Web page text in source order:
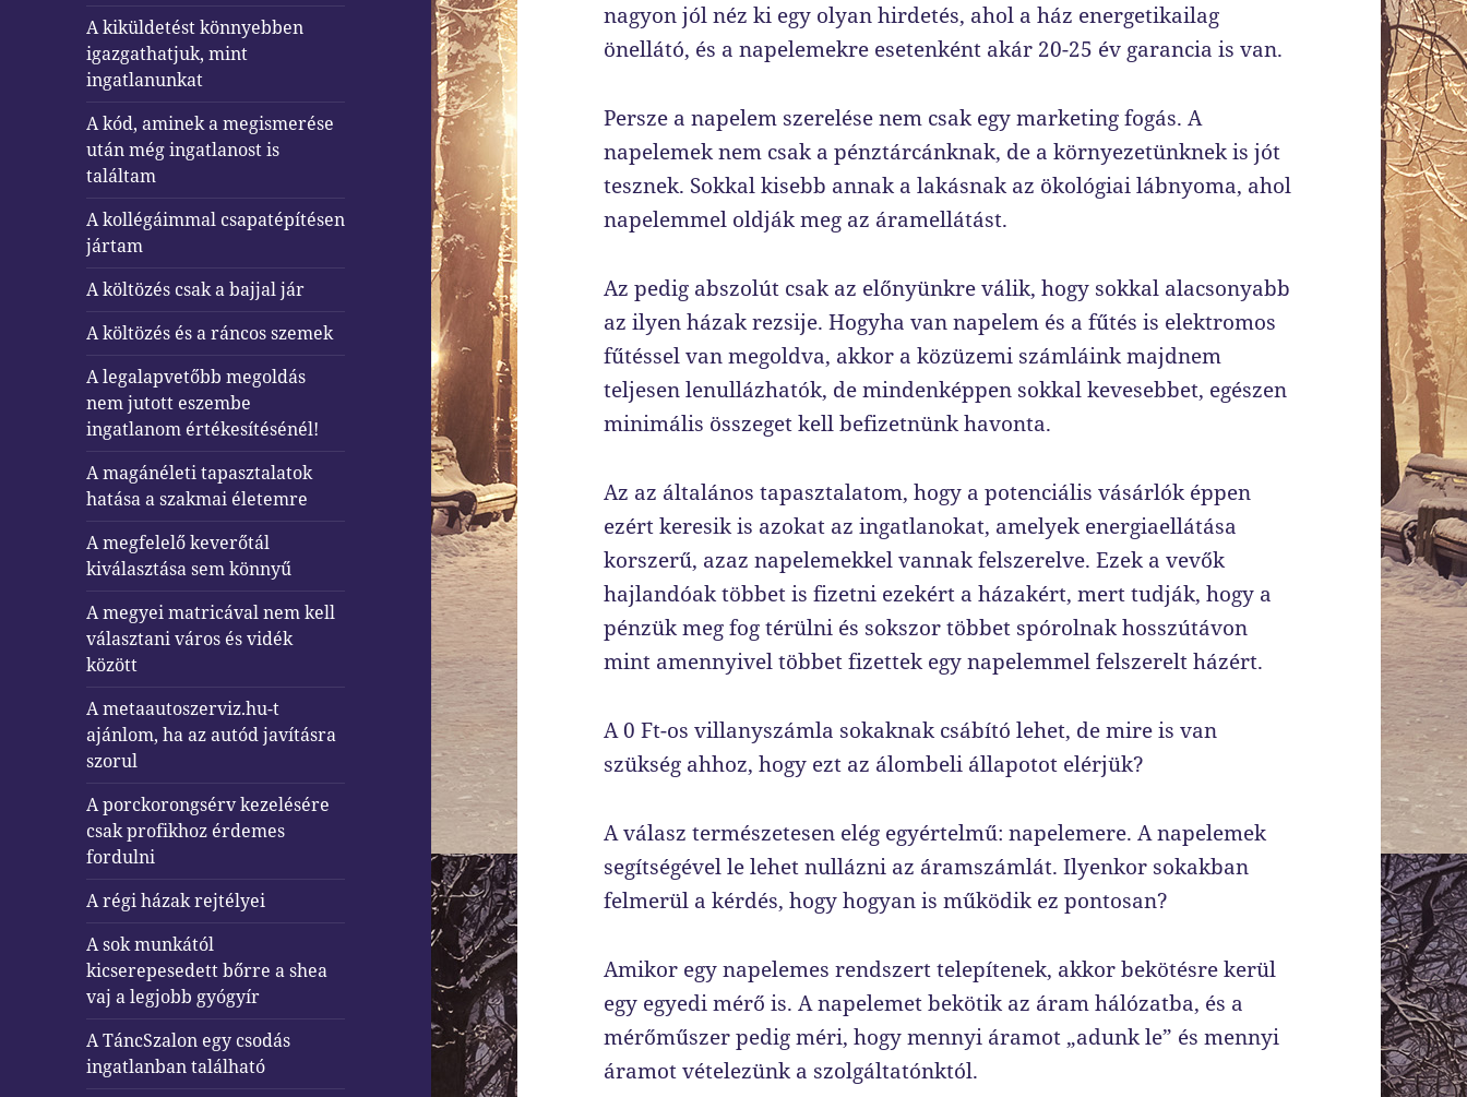
A kiküldetést könnyebben
igazgathatjuk, mint
ingatlanunkat
A kód, aminek a megismerése
után még ingatlanost is
találtam
A kollégáimmal csapatépítésen
jártam
A költözés csak a bajjal jár
A költözés és a ráncos szemek
A legalapvetőbb megoldás
nem jutott eszembe
ingatlanom értékesítésénél!
A magánéleti tapasztalatok
hatása a szakmai életemre
A megfelelő keverőtál
kiválasztása sem könnyű
A megyei matricával nem kell
választani város és vidék
között
A metaautoszerviz.hu-t
ajánlom, ha az autód javításra
szorul
A porckorongsérv kezelésére
csak profikhoz érdemes
fordulni
A régi házak rejtélyei
A sok munkától
kicserepesedett bőrre a shea
vaj a legjobb gyógyír
A TáncSzalon egy csodás
ingatlanban található
nagyon jól néz ki egy olyan hirdetés, ahol a ház energetikailag
önellátó, és a napelemekre esetenként akár 20-25 év garancia is van.
Persze a napelem szerelése nem csak egy marketing fogás. A
napelemek nem csak a pénztárcánknak, de a környezetünknek is jót
tesznek. Sokkal kisebb annak a lakásnak az ökológiai lábnyoma, ahol
napelemmel oldják meg az áramellátást.
Az pedig abszolút csak az előnyünkre válik, hogy sokkal alacsonyabb
az ilyen házak rezsije. Hogyha van napelem és a fűtés is elektromos
fűtéssel van megoldva, akkor a közüzemi számláink majdnem
teljesen lenullázhatók, de mindenképpen sokkal kevesebbet, egészen
minimális összeget kell befizetnünk havonta.
Az az általános tapasztalatom, hogy a potenciális vásárlók éppen
ezért keresik is azokat az ingatlanokat, amelyek energiaellátása
korszerű, azaz napelemekkel vannak felszerelve. Ezek a vevők
hajlandóak többet is fizetni ezekért a házakért, mert tudják, hogy a
pénzük meg fog térülni és sokszor többet spórolnak hosszútávon
mint amennyivel többet fizettek egy napelemmel felszerelt házért.
A 0 Ft-os villanyszámla sokaknak csábító lehet, de mire is van
szükség ahhoz, hogy ezt az álombeli állapotot elérjük?
A válasz természetesen elég egyértelmű: napelemere. A napelemek
segítségével le lehet nullázni az áramszámlát. Ilyenkor sokakban
felmerül a kérdés, hogy hogyan is működik ez pontosan?
Amikor egy napelemes rendszert telepítenek, akkor bekötésre kerül
egy egyedi mérő is. A napelemet bekötik az áram hálózatba, és a
mérőműszer pedig méri, hogy mennyi áramot „adunk le” és mennyi
áramot vételezünk a szolgáltatónktól.